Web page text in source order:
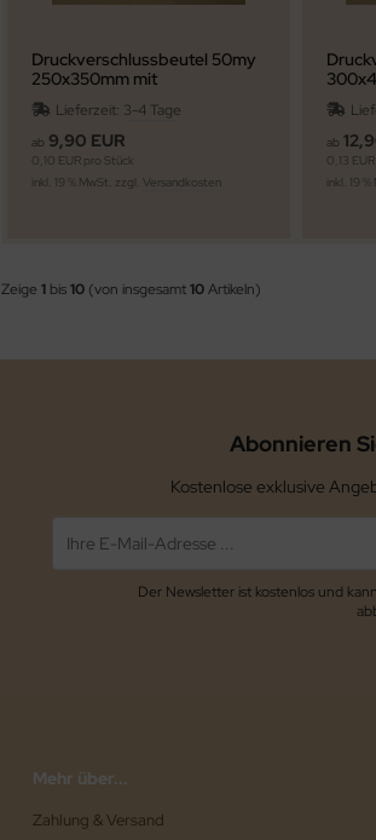
Druckverschlussbeutel 50my
250x350mm mit
Lieferzeit: 3-4 Tage
ab 9,90 EUR
0,10 EUR pro Stück
inkl. 19 % MwSt. zzgl. Versandkosten
ab
0,13
inkl. 19
Zeige 1 bis10 (von insgesamt10Artikeln)
Abonnieren
Kostenlose exklusive
Der Newsletter ist kostenlos und
Mehr über...
Zahlung & Versand